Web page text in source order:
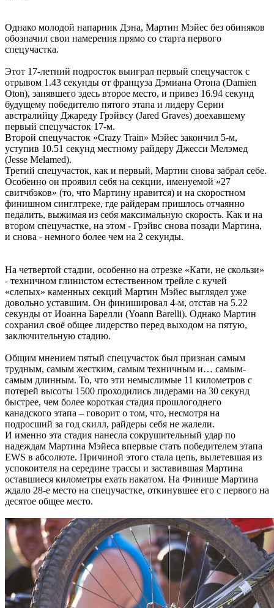
Однако молодой напарник Дэна, Мартин Мэйес без обиняков
обозначил свои намерения прямо со старта первого
спецучастка.
Этот 17-летний подросток выиграл первый спецучасток с
отрывом 1.43 секунды от француза Дэмиана Отона (Damien
Oton), занявшего здесь второе место, и привез 16.94 секунд
будущему победителю пятого этапа и лидеру Серии
австралийцу Джареду Грэйвсу (Jared Graves) доехавшему
первый спецучасток 17-м.
Второй спецучасток «Crazy Train» Мэйес закончил 5-м,
уступив 10.51 секунд местному райдеру Джесси Мелэмед
(Jesse Melamed).
Третий спецучасток, как и первый, Мартин снова забрал себе.
Особенно он проявил себя на секции, именуемой «27
свитчбэков» (то, что Мартину нравится) и на скоростном
финишном синглтреке, где райдерам пришлось отчаянно
педалить, выжимая из себя максимальную скорость. Как и на
втором спецучастке, на этом - Грэйвс снова позади Мартина,
и снова - немного более чем на 2 секунды.
На четвертой стадии, особенно на отрезке «Кати, не скользи»
- техничном глинистом естественном трейле с кучей
«слепых» каменных секций Мартин Мэйес выглядел уже
довольно уставшим. Он финишировал 4-м, отстав на 5.22
секунды от Иоанна Барелли (Yoann Barelli). Однако Мартин
сохранил своё общее лидерство перед выходом на пятую,
заключительную стадию.
Общим мнением пятый спецучасток был признан самым
трудным, самым жестким, самым техничным и… самым-
самым длинным. То, что эти немыслимые 11 километров с
потерей высоты 1500 проходились лидерами на 30 секунд
быстрее, чем более короткая стадия прошлогоднего
канадского этапа – говорит о том, что, несмотря на
подросший за год скилл, райдеры себя не жалели.
И именно эта стадия нанесла сокрушительный удар по
надеждам Мартина Мэйеса впервые стать победителем этапа
EWS в абсолюте. Причиной этого стала цепь, вылетевшая из
успокоителя на середине трассы и заставившая Мартина
оставшиеся километры ехать накатом. На Финише Мартина
ждало 28-е место на спецучастке, откинувшее его с первого на
десятое общее место.